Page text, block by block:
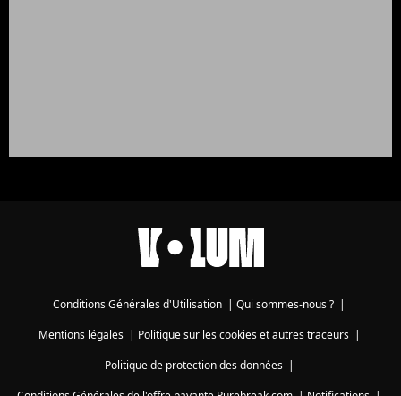
Conditions Générales d'Utilisation Qui sommes-nous ?
Mentions légales| Politique sur les cookies et autres traceurs|
Politique de protection des données|